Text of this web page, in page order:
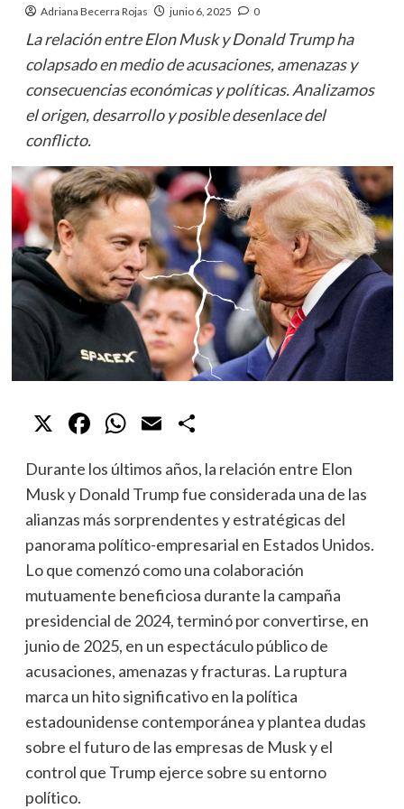
Adriana Becerra Rojas junio 6, 2025 0
La relación entre Elon Musk y Donald Trump ha
colapsado en medio de acusaciones, amenazas y
consecuencias económicas y políticas. Analizamos
el origen, desarrollo y posible desenlace del
conflicto.
X Facebook
WhatsApp
Email
Durante los últimos años, la relación entre Elon
Musk y Donald Trump fue considerada una de las
alianzas más sorprendentes y estratégicas del
panorama político-empresarial en Estados Unidos.
Lo que comenzó como una colaboración
mutuamente beneficiosa durante la campaña
presidencial de 2024, terminó por convertirse, en
junio de 2025, en un espectáculo público de
acusaciones, amenazas y fracturas. La ruptura
marca un hito significativo en la política
estadounidense contemporánea y plantea dudas
sobre el futuro de las empresas de Musk y el
control que Trump ejerce sobre su entorno
político.